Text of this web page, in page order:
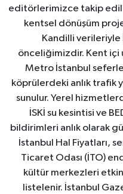
editörlerimizce takip
kentsel dönüşüm
Kandilli
önceliğimizdir. Kent içi
Metro İstanbul
köprülerdeki anlık trafik
sunulur. Yerel
İSKİ su kesintisi ve
bildirimleri anlık olarak
İstanbul Hal Fiyatları,
Ticaret Odası (İTO)
kültür merkezleri
listelenir. İstanbul